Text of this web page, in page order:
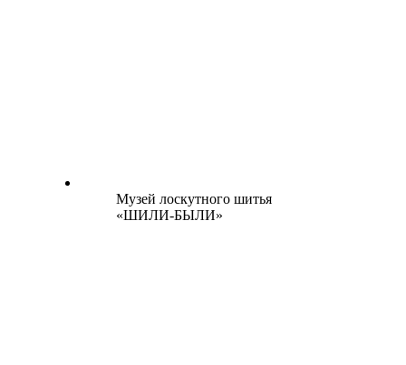
Музей лоскутного шитья
«ШИЛИ-БЫЛИ»